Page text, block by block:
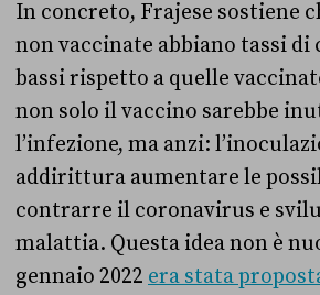
In concreto, Frajese sostiene
non vaccinate abbiano tassi di
bassi rispetto a quelle
non solo il vaccino sarebbe
l’infezione, ma anzi:
addirittura aumentare le
contrarre il coronavirus e
malattia. Questa idea non è
gennaio 2022 era stata